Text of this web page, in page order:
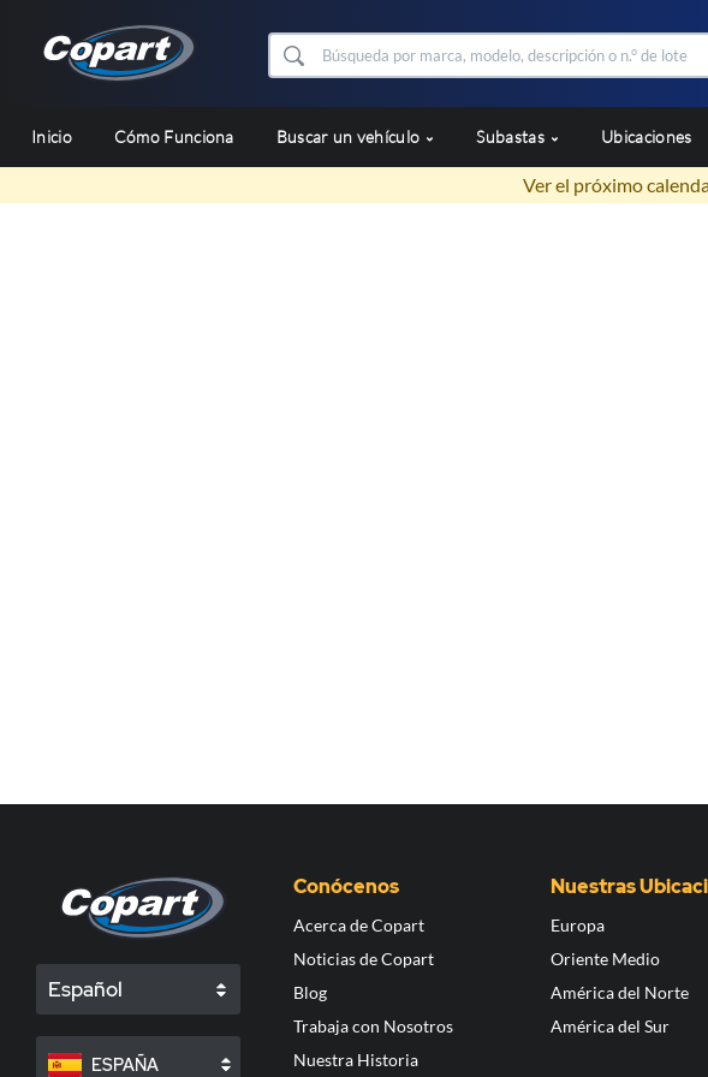
Inicio Cómo Funciona Buscar un vehículo Subastas Ubicaciones
Ver el próximo
Español
ESPAÑA
Conócenos
Acerca de Copart
Noticias de Copart
Blog
Trabaja con Nosotros
Nuestra Historia
Nuestras
Europa
Oriente Medio
América del Norte
América del Sur